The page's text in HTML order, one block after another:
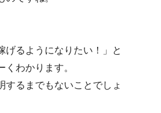
げるようになりたい！」と
くわかります。
するまでもないことでしょ